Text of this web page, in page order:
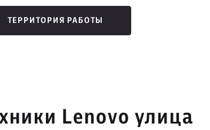
ТЕРРИТОРИЯ РАБОТЫ
Lenovo улица